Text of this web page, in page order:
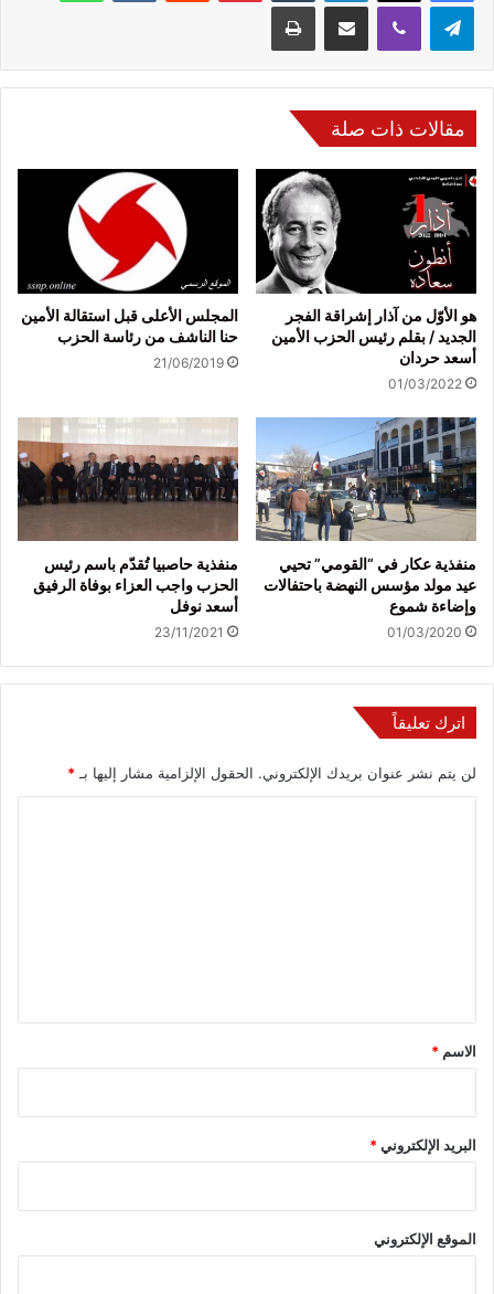
مقالات ذات صلة
هو الأوّل من آذار إشراقة الفجر
الجديد / بقلم رئيس الحزب الأمين
أسعد حردان
01/03/2022
المجلس الأعلى قبل استقالة الأمين
حنا الناشف من رئاسة الحزب
21/06/2019
منفذية عكار في “القومي” تحيي
عيد مولد مؤسس النهضة باحتفالات
وإضاءة شموع
01/03/2020
منفذية حاصبيا تُقدّم باسم رئيس
الحزب واجب العزاء بوفاة الرفيق
أسعد نوفل
23/11/2021
اترك تعليقاً
لن يتم نشر عنوان بريدك الإلكتروني. الحقول الإلزامية مشار إليها بـ *
*
الاسم *
البريد الإلكتروني*
الموقع الإلكتروني